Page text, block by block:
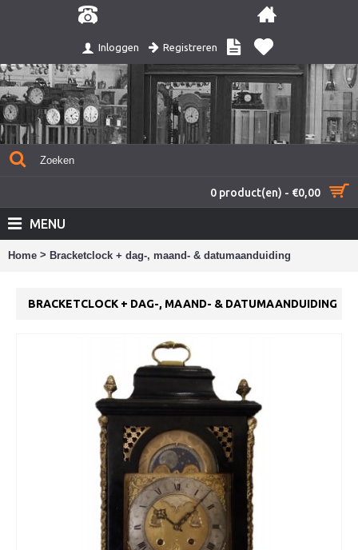
Inloggen Registreren
0 product(en) - €0,00
MENU
Home > Bracketclock + dag-, maand- & datumaanduiding
BRACKETCLOCK + DAG-, MAAND- & DATUMAANDUIDING